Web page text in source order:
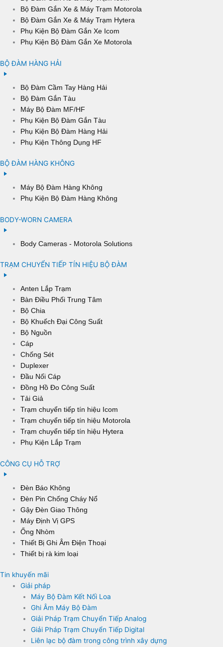
Bộ Đàm Gắn Xe & Máy Trạm Motorola
Bộ Đàm Gắn Xe & Máy Trạm Hytera
Phụ Kiện Bộ Đàm Gắn Xe Icom
Phụ Kiện Bộ Đàm Gắn Xe Motorola
BỘ ĐÀM HÀNG HẢI
Bộ Đàm Cầm Tay Hàng Hải
Bộ Đàm Gắn Tàu
Máy Bộ Đàm MF/HF
Phụ Kiện Bộ Đàm Gắn Tàu
Phụ Kiện Bộ Đàm Hàng Hải
Phụ Kiện Thông Dụng HF
BỘ ĐÀM HÀNG KHÔNG
Máy Bộ Đàm Hàng Không
Phụ Kiện Bộ Đàm Hàng Không
BODY-WORN CAMERA
Body Cameras - Motorola Solutions
TRẠM CHUYỂN TIẾP TÍN HIỆU BỘ ĐÀM
Anten Lắp Trạm
Bàn Điều Phối Trung Tâm
Bộ Chia
Bộ Khuếch Đại Công Suất
Bộ Nguồn
Cáp
Chống Sét
Duplexer
Đầu Nối Cáp
Đồng Hồ Đo Công Suất
Tải Giả
Trạm chuyển tiếp tín hiệu Icom
Trạm chuyển tiếp tín hiệu Motorola
Trạm chuyển tiếp tín hiệu Hytera
Phụ Kiện Lắp Trạm
CÔNG CỤ HỖ TRỢ
Đèn Báo Không
Đèn Pin Chống Cháy Nổ
Gậy Đèn Giao Thông
Máy Định Vị GPS
Ống Nhòm
Thiết Bị Ghi Âm Điện Thoại
Thiết bị rà kim loại
Tin khuyến mãi
Giải pháp
Máy Bộ Đàm Kết Nối Loa
Ghi Âm Máy Bộ Đàm
Giải Pháp Trạm Chuyển Tiếp Analog
Giải Pháp Trạm Chuyển Tiếp Digital
Liên lạc bộ đàm trong công trình xây dựng